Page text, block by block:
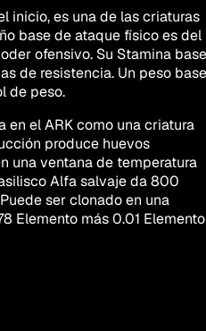
inicio, es una de las criaturas
base de ataque físico es del
ofensivo. Su Stamina base
de resistencia. Un peso base
de peso.
en el ARK como una criatura
produce huevos
una ventana de temperatura
Alfa salvaje da 800
ser clonado en una
Elemento más 0.01 Elemento